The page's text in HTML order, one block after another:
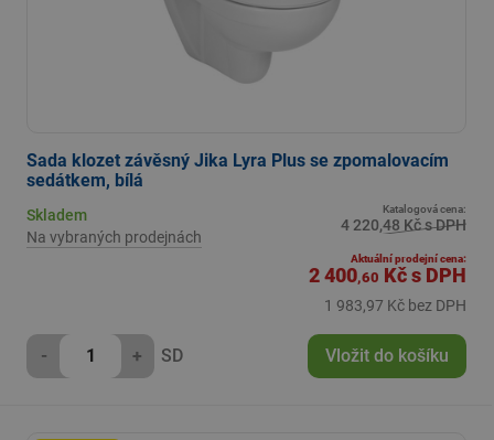
Sada klozet závěsný Jika Lyra Plus se zpomalovacím
sedátkem, bílá
Skladem
Na vybraných prodejnách
Katalogová cena:
4 220,48 Kč s DPH
Aktuální prodejní cena:
2 400,60 Kčs DPH
1 983,97 Kč bez DPH
- + SD Vložit do košíku